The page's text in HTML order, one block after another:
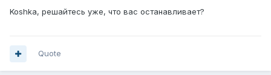
Koshka, решайтесь уже, что вас останавливает?
Quote